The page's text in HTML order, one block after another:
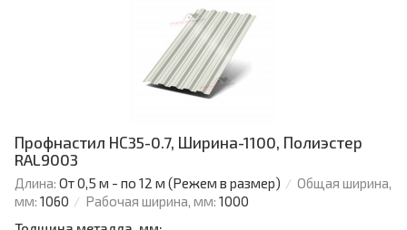
Профнастил НС35-0.7, Ширина-1100, Полиэстер
RAL9003
Длина: От 0,5 м - по 12 м (Режем в размер)
Общая ширина,
мм: 1060 Рабочая ширина, мм: 1000